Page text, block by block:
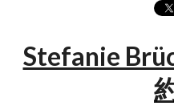
Stefanie